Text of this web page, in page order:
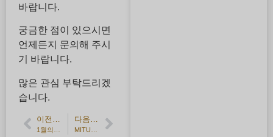
바랍니다.
궁금한 점이 있으시면
언제든지 문의해 주시
기 바랍니다.
많은 관심 부탁드리겠
습니다.